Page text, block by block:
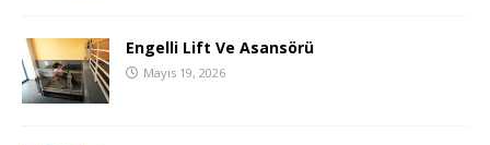
Engelli Lift Ve Asansörü
Mayıs 19, 2026